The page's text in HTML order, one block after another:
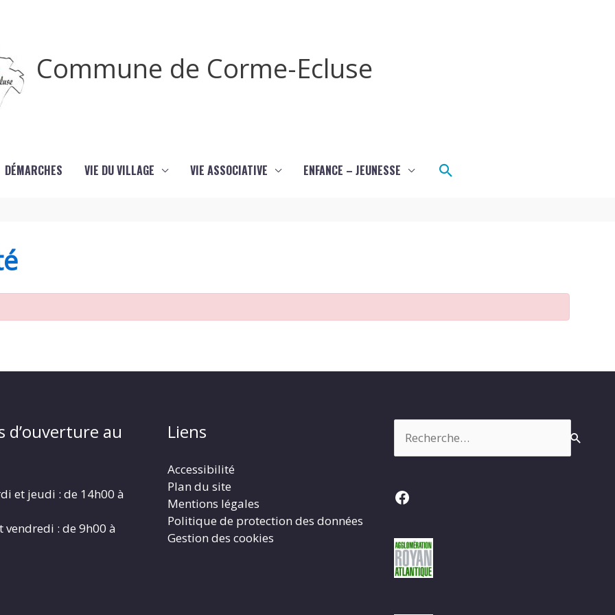
Commune de Corme-Ecluse
DÉMARCHES VIE DU VILLAGE VIE ASSOCIATIVE ENFANCE – JEUNESSE Rechercher
d’ouverture au
et jeudi : de 14h00 à
vendredi : de 9h00 à
Liens
Accessibilité
Plan du site
Mentions légales
Politique de protection des données
Gestion des cookies
Facebook